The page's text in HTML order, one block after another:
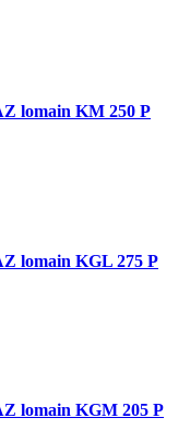
lomain KM 250 P
lomain KGL 275 P
lomain KGM 205 P